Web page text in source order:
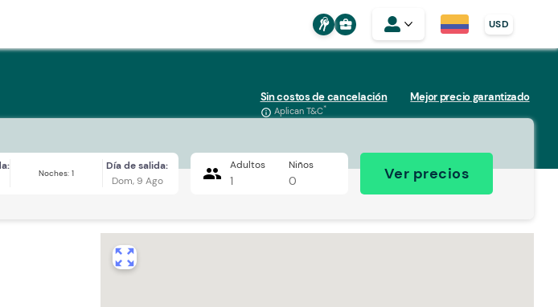
business_center USD
Sin costos de cancelación
info_outline Aplican T&C*
Mejor precio garantizado
Noches: 1
Día de salida:
Dom, 9 Ago
people Adultos
1
Niños
0 Ver precios
zoom_out_map